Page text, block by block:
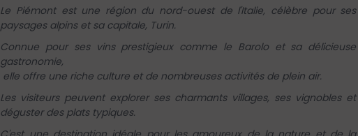
Le Piémont est une région du nord-ouest de l'Italie, célèbre pour ses
paysages alpins et sa capitale, Turin.
Connue pour ses vins prestigieux comme le Barolo et sa délicieuse
gastronomie,
elle offre une riche culture et de nombreuses activités de plein air.
Les visiteurs peuvent explorer ses charmants villages, ses vignobles et
déguster des plats typiques.